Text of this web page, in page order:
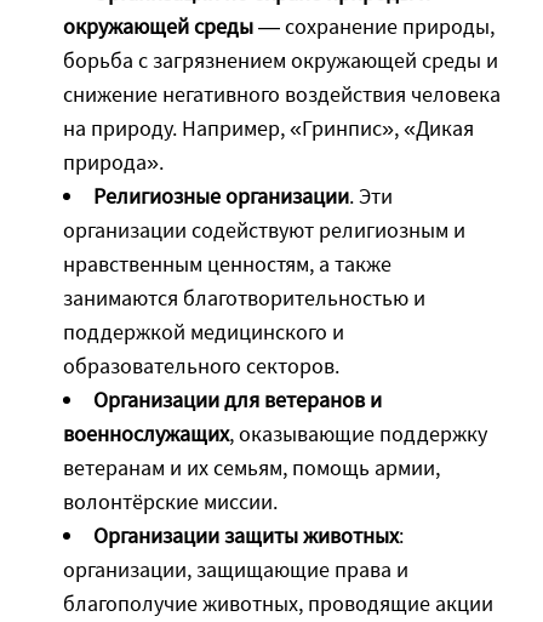
окружающей среды— сохранение природы,
борьба с загрязнением окружающей среды и
снижение негативного воздействия человека
на природу. Например, «Гринпис», «Дикая
природа».
Религиозные организации. Эти
организации содействуют религиозным и
нравственным ценностям, а также
занимаются благотворительностью и
поддержкой медицинского и
образовательного секторов.
Организации для ветеранов и
военнослужащих, оказывающие поддержку
ветеранам и их семьям, помощь армии,
волонтёрские миссии.
Организации защиты животных:
организации, защищающие права и
благополучие животных, проводящие акции